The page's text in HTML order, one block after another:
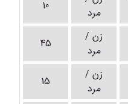
مرد
10
زن /
مرد
45
زن /
مرد
15